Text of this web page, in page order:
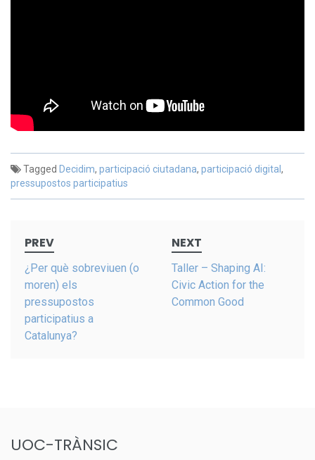
Tagged Decidim, participació ciutadana, participació digital ,
pressupostos participatius
navigation
PREV
¿Per què sobreviuen (o
moren) els
pressupostos
participatius a
Catalunya?
NEXT
Taller – Shaping AI:
Civic Action for the
Common Good
UOC-TRÀNSIC